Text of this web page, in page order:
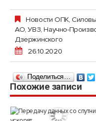
Новости ОПК,
АО, УВЗ, Научно-
Дзержинского
26.10.2020
Поделиться…
Похожие записи